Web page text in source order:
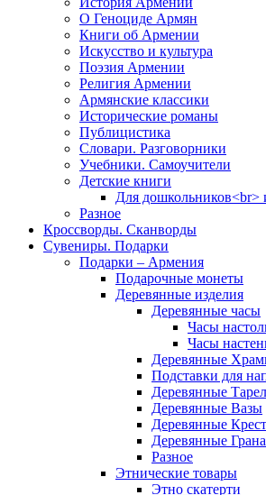
О Геноциде Армян
Книги об Армении
Иcкусство и культура
Поэзия Армении
Религия Армении
Армянские классики
Исторические романы
Публицистика
Словари. Разговорники
Учебники. Самоучители
Детские книги
Для дошкольников<br>
Разное
Кроссворды. Сканворды
Сувениры. Подарки
Подарки – Армения
Подарочные монеты
Деревянные изделия
Деревянные часы
Часы
Часы
Деревянные
Подставки для
Деревянные
Деревянные Вазы
Деревянные
Деревянные
Разное
Этнические товары
Этно скатерти